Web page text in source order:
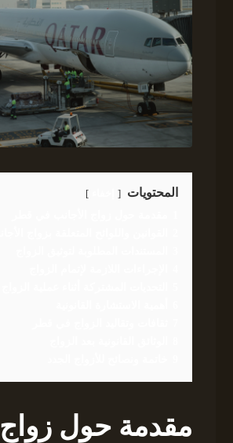
المحتويات
مقدمة حول زواج